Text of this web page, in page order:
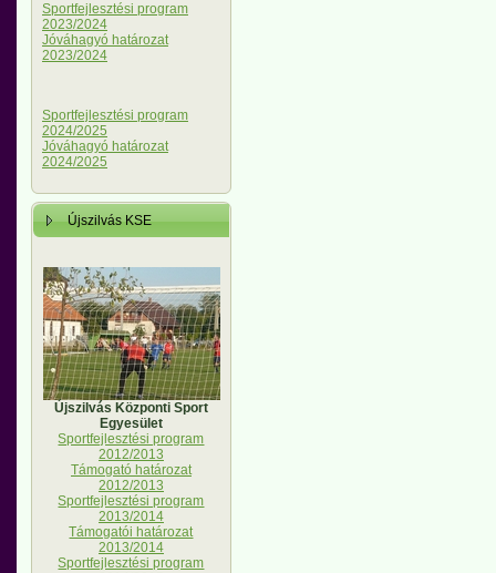
Sportfejlesztési program
2023/2024
Jóváhagyó határozat
2023/2024
Sportfejlesztési program
2024/2025
Jóváhagyó határozat
2024/2025
Újszilvás KSE
Újszilvás Központi Sport
Egyesület
Sportfejlesztési program
2012/2013
Támogató határozat
2012/2013
Sportfejlesztési program
2013/2014
Támogatói határozat
2013/2014
Sportfejlesztési program